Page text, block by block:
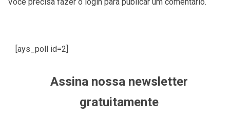
[ays_poll id=2]
Assina nossa newsletter
gratuitamente